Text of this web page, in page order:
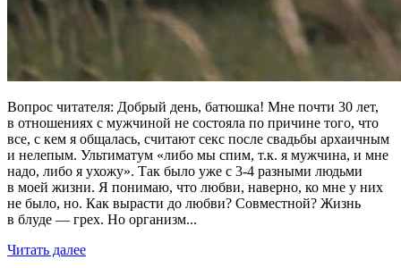
Вопрос читателя: Добрый день, батюшка! Мне почти 30 лет,
в отношениях с мужчиной не состояла по причине того, что
все, с кем я общалась, считают секс после свадьбы архаичным
и нелепым. Ультиматум «либо мы спим, т.к. я мужчина, и мне
надо, либо я ухожу». Так было уже с 3-4 разными людьми
в моей жизни. Я понимаю, что любви, наверно, ко мне у них
не было, но. Как вырасти до любви? Совместной? Жизнь
в блуде — грех. Но организм...
Читать далее